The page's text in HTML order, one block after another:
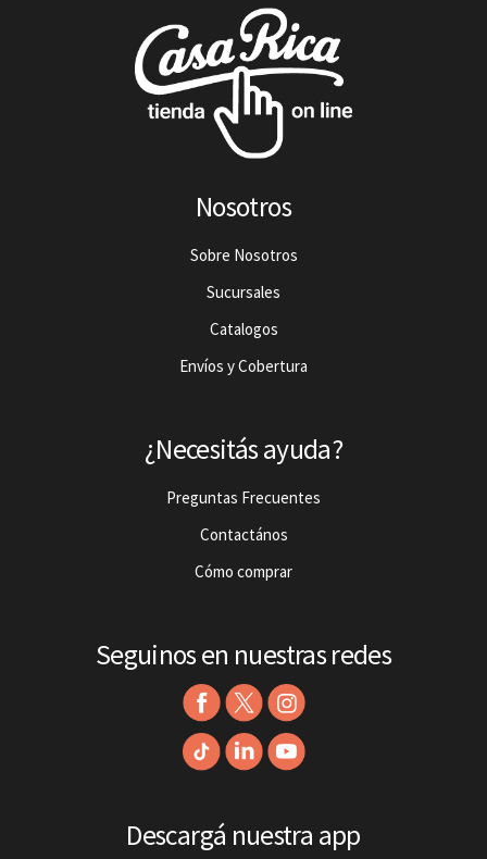
Nosotros
Sobre Nosotros
Sucursales
Catalogos
Envíos y Cobertura
¿Necesitás ayuda?
Preguntas Frecuentes
Contactános
Cómo comprar
Seguinos en nuestras redes
Descargá nuestra app